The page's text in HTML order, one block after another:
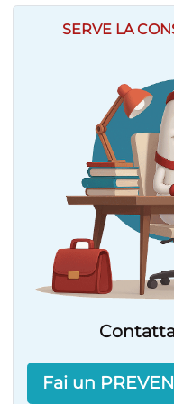
SERVE LA
Fai un